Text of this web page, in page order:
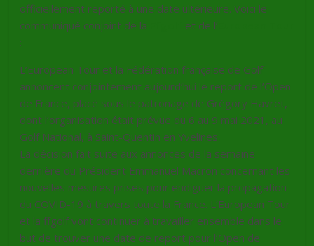
officiellement reporté à une date ultérieure. Voici le
communiqué conjoint de la
et de l’
:
L’European Tour et la Fédération française de Golf
annoncent conjointement aujourd’hui le report de l’Open
de France, placé sous le patronage de Grégory Havret,
dont l’organisation était prévue du 6 au 9 mai 2021, au
Golf National, à Saint-Quentin en Yvelines.
La décision fait suite aux annonces de la semaine
dernière du Président Emmanuel Macron concernant les
nouvelles mesures prises pour endiguer la propagation
du COVID-19 à travers toute la France. L’European Tour
et la ffgolf vont continuer à travailler ensemble dans le
but de trouver une date de report pour l’Open de